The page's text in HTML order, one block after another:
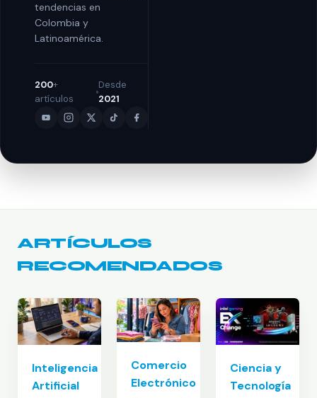
tendencias en
Colombia y
Latinoamérica.
200+
artículos
Desde
2021
ARTÍCULOS
RECOMENDADOS
Inteligencia
Artificial
Comercio
Electrónico
Ciencia y
Tecnología